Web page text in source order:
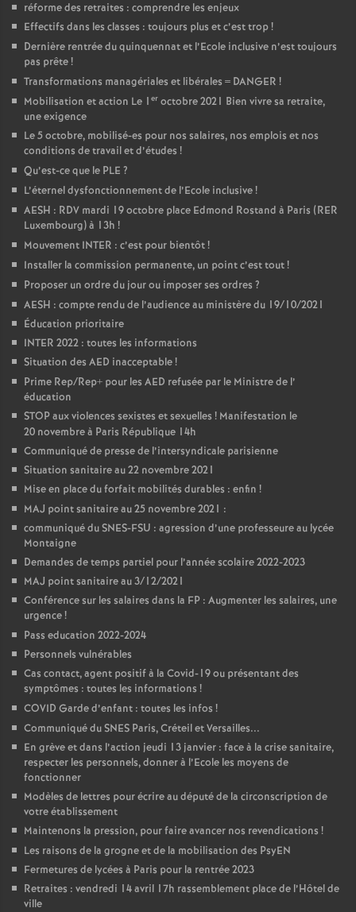
é
a
n
T
u
r
réforme des retraites : comprendre les enjeux
Effectifs dans les classes : toujours plus et c’est trop!
Dernière rentrée du quinquennat et l’Ecole inclusive n’est toujours
pas prête!
Transformations managériales et libérales = DANGER !
Mobilisation et action Le 1 er octobre 2021 Bien vivre sa retraite,
une exigence
Le 5 octobre, mobilisé-es pour nos salaires, nos emplois et nos
conditions de travail et d’études !
Qu’est-ce que le PLE ?
L’éternel dysfonctionnement de l’Ecole inclusive!
AESH : RDV mardi 19 octobre place Edmond Rostand à Paris (RER
Luxembourg) à 13h !
Mouvement INTER : c’est pour bientôt!
Installer la commission permanente, un point c’est tout!
Proposer un ordre du jour ou imposer ses ordres ?
AESH : compte rendu de l’audience au ministère du 19/10/2021
Éducation prioritaire
INTER 2022 : toutes les informations
Situation des AED inacceptable!
Prime Rep/Rep+ pour les AED refusée par le Ministre de l’
éducation
STOP aux violences sexistes et sexuelles ! Manifestation le
20 novembre à Paris République 14h
Communiqué de presse de l’intersyndicale parisienne
Situation sanitaire au 22 novembre 2021
Mise en place du forfait mobilités durables : enfin !
MAJ point sanitaire au 25 novembre 2021 :
communiqué du SNES-FSU : agression d’une professeure au lycée
Montaigne
Demandes de temps partiel pour l’année scolaire 2022-2023
MAJ point sanitaire au 3/12/2021
Conférence sur les salaires dans la FP : Augmenter les salaires, une
urgence!
Pass education 2022-2024
Personnels vulnérables
Cas contact, agent positif à la Covid-19 ou présentant des
symptômes : toutes les informations !
COVID Garde d’enfant : toutes les infos !
Communiqué du SNES Paris, Créteil et Versailles...
En grève et dans l’action jeudi 13 janvier : face à la crise sanitaire,
respecter les personnels, donner à l’Ecole les moyens de
fonctionner
Modèles de lettres pour écrire au député de la circonscription de
votre établissement
Maintenons la pression, pour faire avancer nos revendications !
Les raisons de la grogne et de la mobilisation des PsyEN
Fermetures de lycées à Paris pour la rentrée 2023
Retraites : vendredi 14 avril 17h rassemblement place de l’Hôtel de
ville